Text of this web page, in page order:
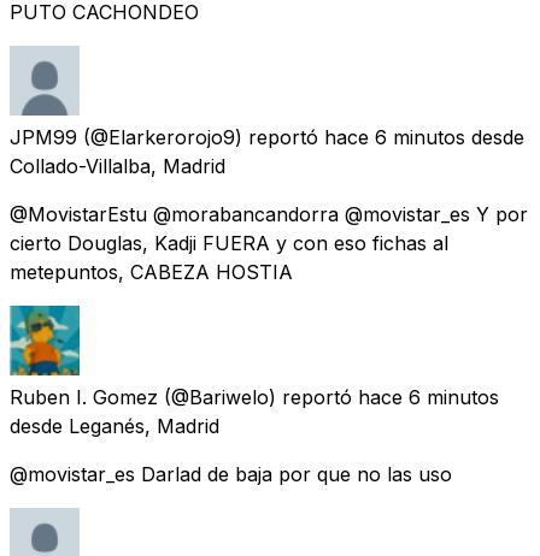
PUTO CACHONDEO
JPM99 (@Elarkerorojo9) reportó hace 6 minutos desde
Collado-Villalba, Madrid
@MovistarEstu @morabancandorra @movistar_es Y por
cierto Douglas, Kadji FUERA y con eso fichas al
metepuntos, CABEZA HOSTIA
Ruben I. Gomez (@Bariwelo) reportó hace 6 minutos
desde Leganés, Madrid
@movistar_es Darlad de baja por que no las uso